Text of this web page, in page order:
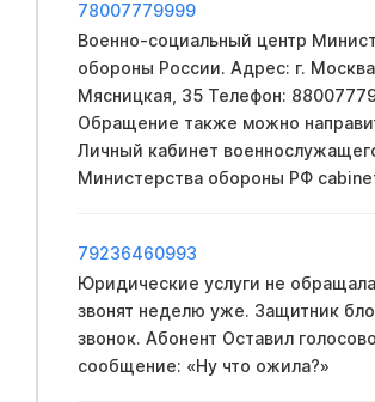
78007779999
Вoeнно-социальный центр
обopoны России. Адрес: г.
Мясницкая, 35 Телефон: 88007779999
Обращение также можно
Личный кабинет
Mинистерства обopoны PФ
79236460993
Юридические услуги не
звонят неделю уже. Защитник
звонок. Абонент Оставил
сообщение: «Ну что ожила?»